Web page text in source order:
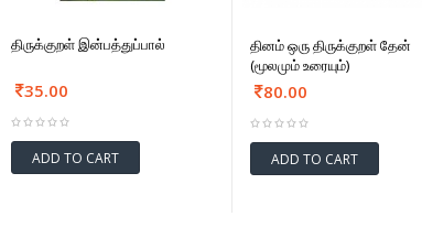
திருக்குறள் இன்பத்துப்பால்
35.00
ADD TO CART
தினம் ஒரு திருக்குறள் தேன்
(மூலமும் உரையும்)
80.00
ADD TO CART